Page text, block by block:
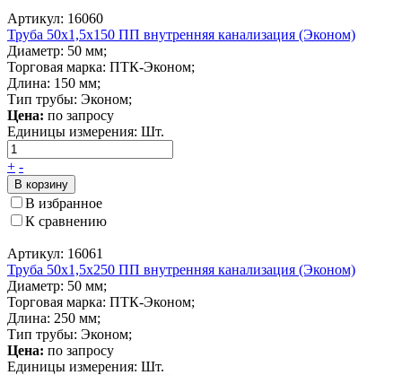
Артикул: 16060
Труба 50x1,5x150 ПП внутренняя канализация (Эконом)
Диаметр: 50 мм;
Торговая марка: ПТК-Эконом;
Длина: 150 мм;
Тип трубы: Эконом;
Цена: по запросу
Единицы измерения: Шт.
+ -
В корзину
В избранное
К сравнению
Артикул: 16061
Труба 50x1,5x250 ПП внутренняя канализация (Эконом)
Диаметр: 50 мм;
Торговая марка: ПТК-Эконом;
Длина: 250 мм;
Тип трубы: Эконом;
Цена: по запросу
Единицы измерения: Шт.